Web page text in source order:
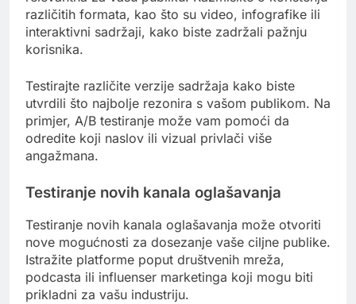
različitih formata, kao što su video, infografike ili
interaktivni sadržaji, kako biste zadržali pažnju
korisnika.
Testirajte različite verzije sadržaja kako biste
utvrdili što najbolje rezonira s vašom publikom. Na
primjer, A/B testiranje može vam pomoći da
odredite koji naslov ili vizual privlači više
angažmana.
Testiranje novih kanala oglašavanja
Testiranje novih kanala oglašavanja može otvoriti
nove mogućnosti za dosezanje vaše ciljne publike.
Istražite platforme poput društvenih mreža,
podcasta ili influenser marketinga koji mogu biti
prikladni za vašu industriju.